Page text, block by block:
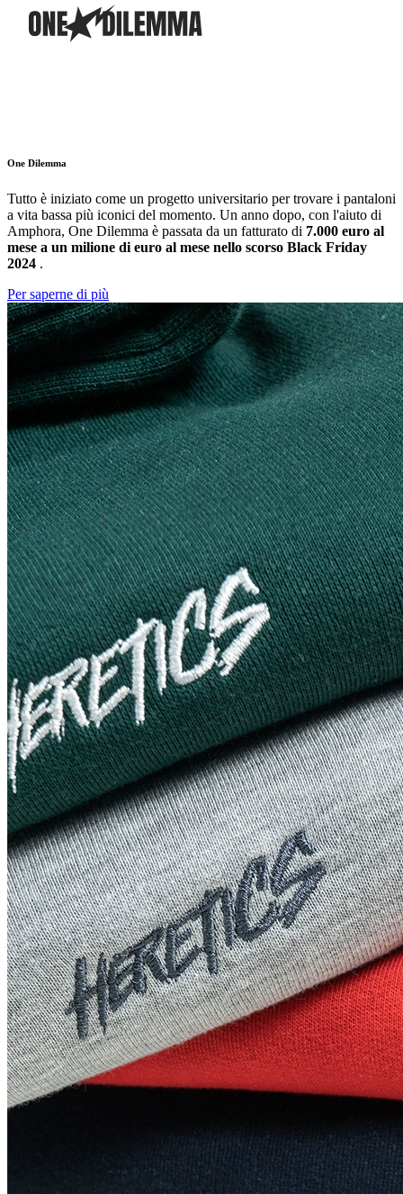
One Dilemma
Tutto è iniziato come un progetto universitario per trovare i pantaloni
a vita bassa più iconici del momento. Un anno dopo, con l'aiuto di
Amphora, One Dilemma è passata da un fatturato di 7.000 euro al
mese a un milione di euro al mese nello scorso Black Friday
2024 .
Per saperne di più